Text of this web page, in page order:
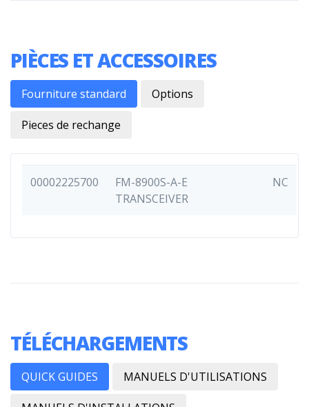
PIÈCES ET ACCESSOIRES
Fourniture standard Options
Pieces de rechange
00002225700
FM-8900S-A-E
TRANSCEIVER
NC
TÉLÉCHARGEMENTS
QUICK GUIDES MANUELS D'UTILISATIONS